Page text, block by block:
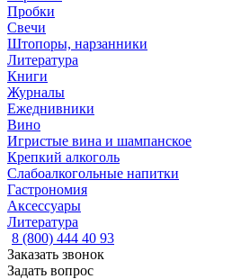
Пробки
Свечи
Штопоры, нарзанники
Литература
Книги
Журналы
Ежеднивники
Вино
Игристые вина и шампанское
Крепкий алкоголь
Слабоалкогольные напитки
Гастрономия
Аксессуары
Литература
8 (800) 444 40 93
Заказать звонок
Задать вопрос